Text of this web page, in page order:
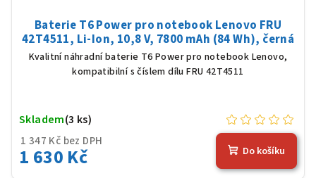
Baterie T6 Power pro notebook Lenovo FRU
42T4511, Li-Ion, 10,8 V, 7800 mAh (84 Wh), černá
Kvalitní náhradní baterie T6 Power pro notebook Lenovo,
kompatibilní s číslem dílu FRU 42T4511
1 347 Kč bez DPH
1 630 Kč
Skladem(3 ks)
Do košíku